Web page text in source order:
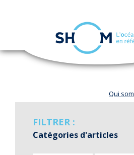
Aller
Qui
FILTRER :
Catégories d'articles